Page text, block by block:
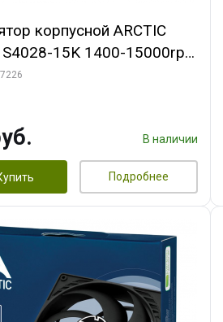
корпусной ARCTIC
S4028-15K 1400-15000rpm
4-Pin Fan-
В наличии
Подробнее